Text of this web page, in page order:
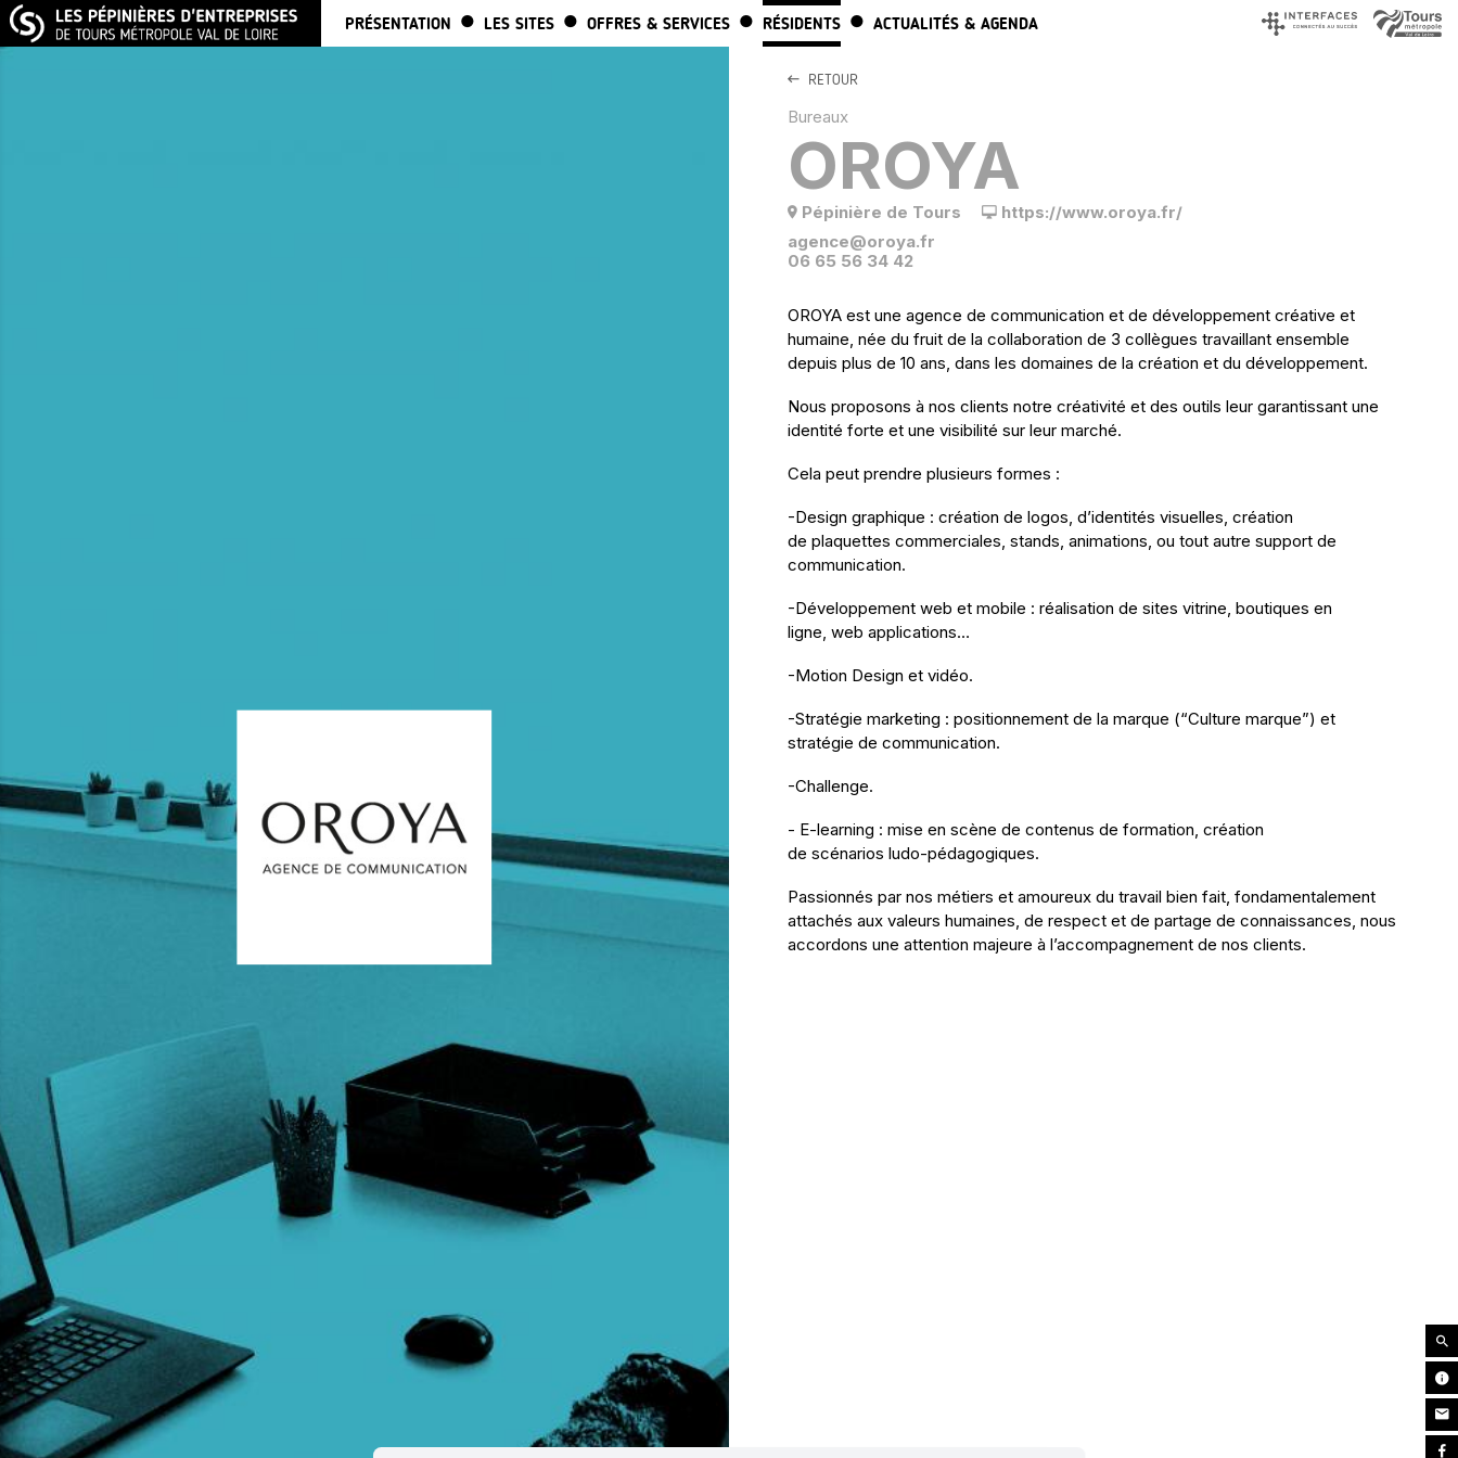
ALLER AU CONTENU PRINCIPAL
PRÉSENTATION LES SITES OFFRES & SERVICES RÉSIDENTS ACTUALITÉS & AGENDA
RETOUR
Bureaux
OROYA
Pépinière de Tours
https://www.oroya.fr/
agence@oroya.fr
06 65 56 34 42
OROYA est une agence de communication et de développement créative et
humaine, née du fruit de la collaboration de 3 collègues travaillant ensemble
depuis plus de 10 ans, dans les domaines de la création et du développement.
Nous proposons à nos clients notre créativité et des outils leur garantissant une
identité forte et une visibilité sur leur marché.
Cela peut prendre plusieurs formes :
-Design graphique : création de logos, d’identités visuelles, création
de plaquettes commerciales, stands, animations, ou tout autre support de
communication.
-Développement web et mobile : réalisation de sites vitrine, boutiques en
ligne, web applications…
-Motion Design et vidéo.
-Stratégie marketing : positionnement de la marque (“Culture marque”) et
stratégie de communication.
-Challenge.
- E-learning : mise en scène de contenus de formation, création
de scénarios ludo-pédagogiques.
Passionnés par nos métiers et amoureux du travail bien fait, fondamentalement
attachés aux valeurs humaines, de respect et de partage de connaissances, nous
accordons une attention majeure à l’accompagnement de nos clients.